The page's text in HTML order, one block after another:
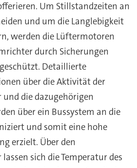
Um Stillstandzeiten an
und um die Langlebigkeit
werden die Lüftermotoren
durch Sicherungen
Detaillierte
über die Aktivität der
die dazugehörigen
über ein Bussystem an die
und somit eine hohe
erzielt. Über den
sich die Temperatur des